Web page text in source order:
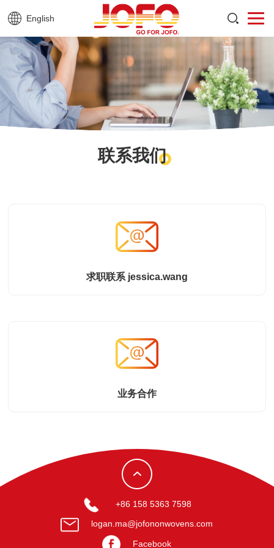
English
联系我们
求职联系 jessica.wang
业务合作
+86 158 5363 7598
logan.ma@jofononwovens.com
Facebook